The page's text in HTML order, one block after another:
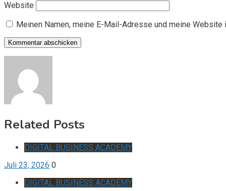
Website
Meinen Namen, meine E-Mail-Adresse und meine
Related Posts
DIGITAL BUSINESS ACADEMY
Juli 23, 2026 0
DIGITAL BUSINESS ACADEMY